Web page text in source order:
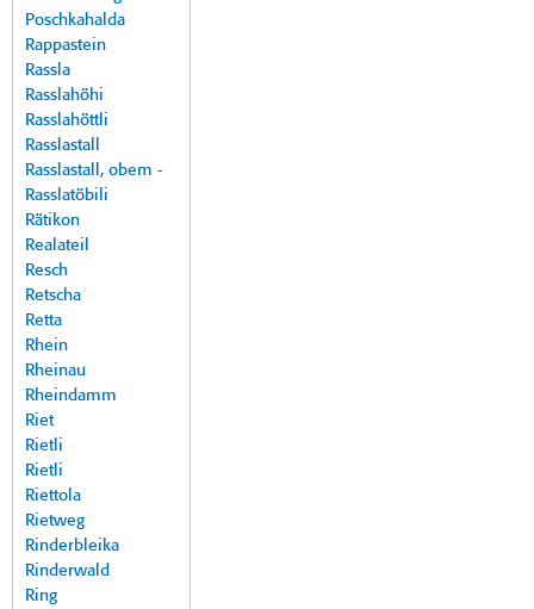
Poschkahalda
Rappastein
Rassla
Rasslahöhi
Rasslahöttli
Rasslastall
Rasslastall, obem -
Rasslatöbili
Rätikon
Realateil
Resch
Retscha
Retta
Rhein
Rheinau
Rheindamm
Riet
Rietli
Rietli
Riettola
Rietweg
Rinderbleika
Rinderwald
Ring